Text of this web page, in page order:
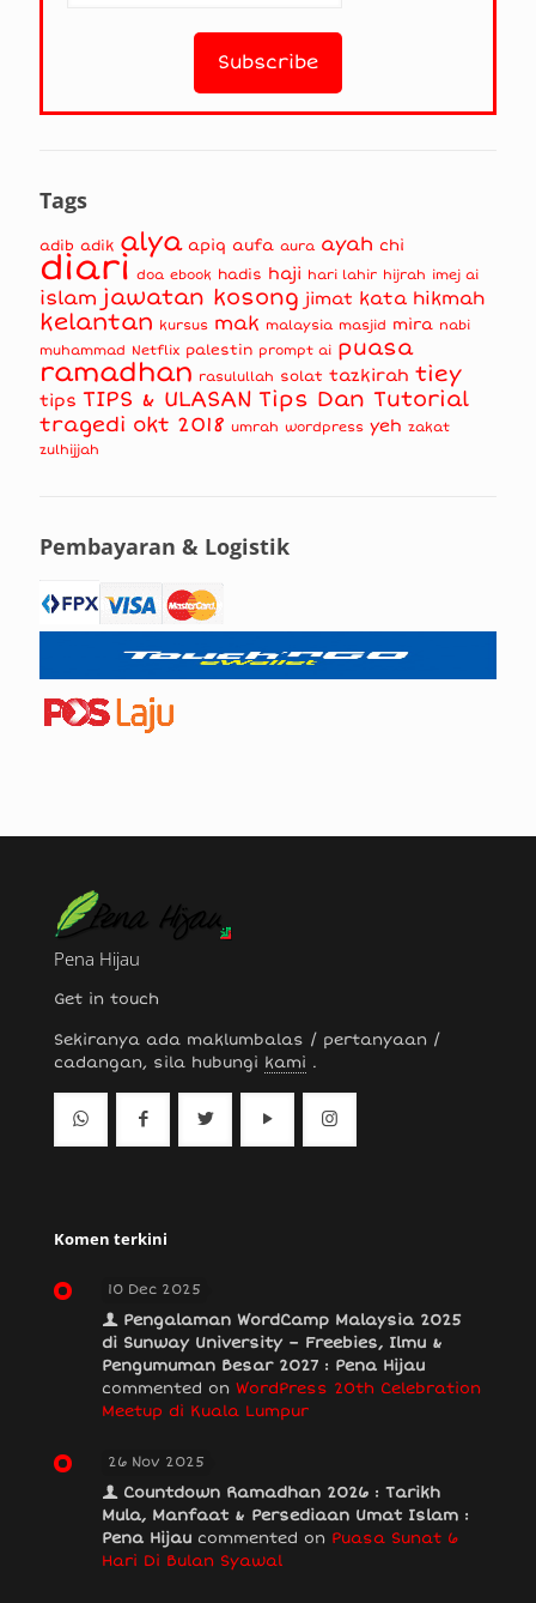
Tags
adib adik alya apiq aufa aura ayah chi
diari doa ebook hadis haji hari lahir hijrah imej ai
islam jawatan kosong jimat kata hikmah
kelantan kursus mak malaysia masjid mira nabi
muhammad Netflix palestin prompt ai puasa
ramadhan rasulullah solat tazkirah tiey
tips TIPS & ULASAN Tips Dan Tutorial
tragedi okt 2018 umrah wordpress yeh zakat
zulhijjah
Pembayaran & Logistik
Pena Hijau
Get in touch
Sekiranya ada maklumbalas / pertanyaan /
cadangan, sila hubungi kami .
Komen terkini
10 Dec 2025
Pengalaman WordCamp Malaysia 2025
di Sunway University – Freebies, Ilmu &
Pengumuman Besar 2027 : Pena Hijau
commented on WordPress 20th Celebration
Meetup di Kuala Lumpur
26 Nov 2025
Countdown Ramadhan 2026 : Tarikh
Mula, Manfaat & Persediaan Umat Islam :
Pena Hijau commented on Puasa Sunat 6
Hari Di Bulan Syawal